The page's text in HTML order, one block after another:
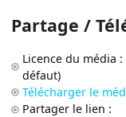
Partage /
Licence du média
défaut)
Télécharger le
Partager le lien :